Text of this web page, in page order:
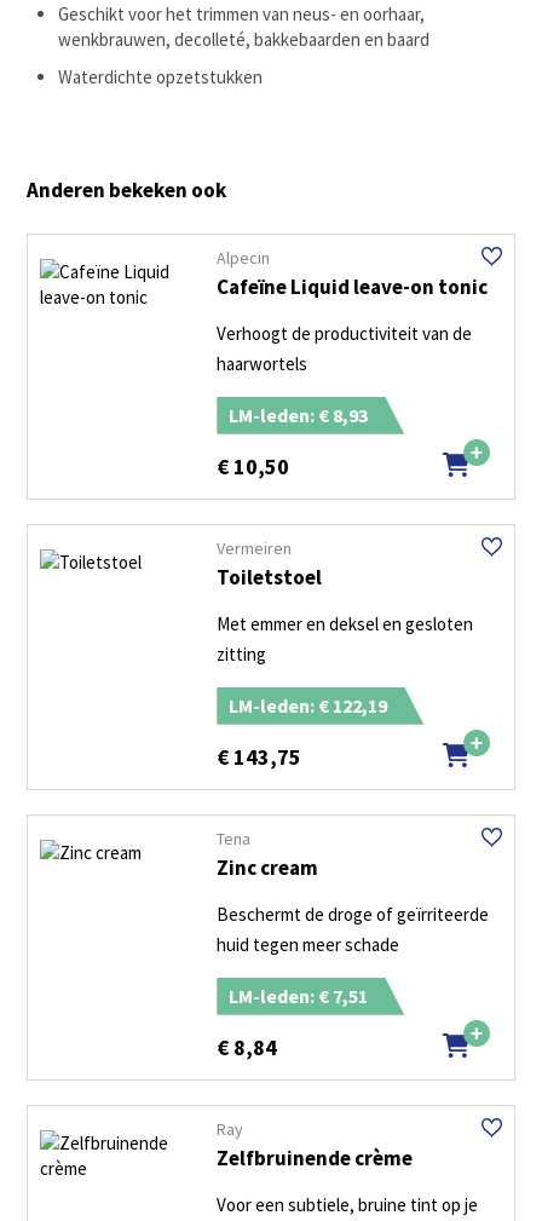
Geschikt voor het trimmen van neus- en oorhaar,
wenkbrauwen, decolleté, bakkebaarden en baard
Waterdichte opzetstukken
Anderen bekeken ook
Alpecin
Cafeïne Liquid leave-on tonic
Verhoogt de productiviteit van de
haarwortels
LM-leden: € 8,93
€ 10,50
Vermeiren
Toiletstoel
Met emmer en deksel en gesloten
zitting
LM-leden: € 122,19
€ 143,75
Tena
Zinc cream
Beschermt de droge of geïrriteerde
huid tegen meer schade
LM-leden: € 7,51
€ 8,84
Ray
Zelfbruinende crème
Voor een subtiele, bruine tint op je